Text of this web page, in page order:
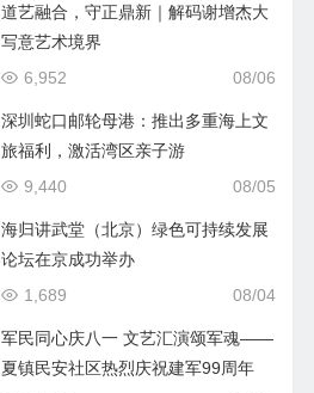
道艺融合，守正鼎新｜解码谢增杰大
写意艺术境界
08/06
6,952
深圳蛇口邮轮母港：推出多重海上文
旅福利，激活湾区亲子游
08/05
9,440
海归讲武堂（北京）绿色可持续发展
论坛在京成功举办
08/04
1,689
军民同心庆八一 文艺汇演颂军魂——
夏镇民安社区热烈庆祝建军99周年